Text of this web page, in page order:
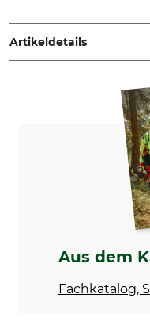
Ardenne-Allee 27, 71522
Artikeldetails
Modellbezeichnung
Aus dem
Fachkatalog,